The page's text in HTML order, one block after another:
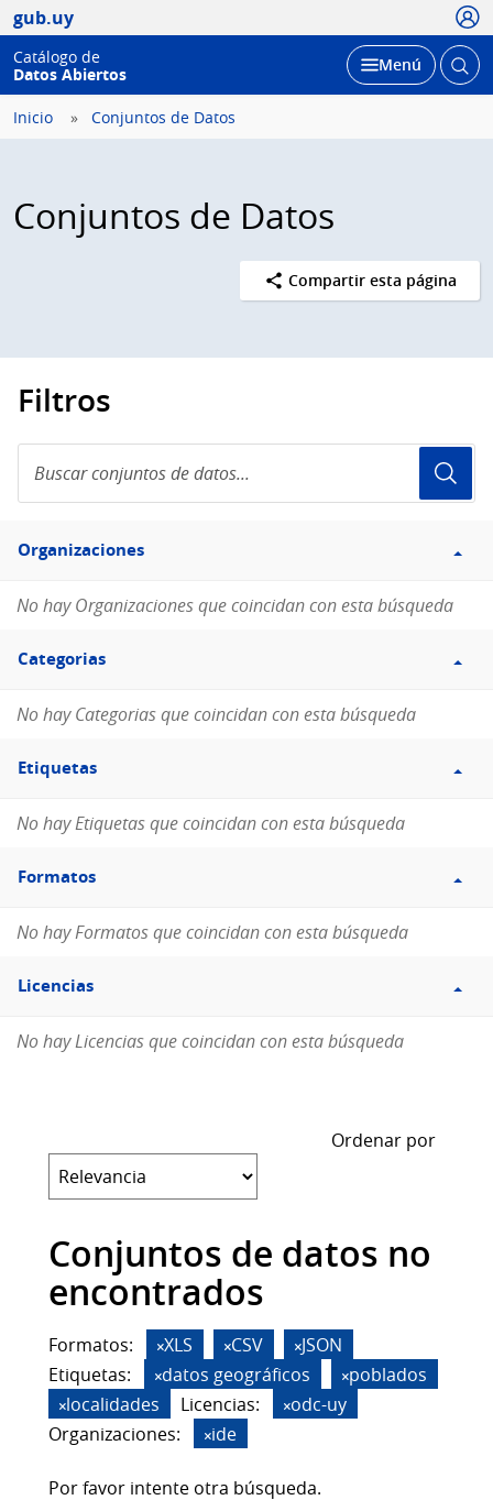
gub.uy
Catálogo de
Datos Abiertos
Desplegar
Menú Abrir
Inicio Conjuntos de Datos
Conjuntos de Datos
Compartir esta página
Filtros
conjuntos
de
Filtro
Organizaciones
Organizaciones
No hay Organizaciones que coincidan con esta búsqueda
Filtro
Categorias
Categorias
No hay Categorias que coincidan con esta búsqueda
Filtro
Etiquetas
Etiquetas
No hay Etiquetas que coincidan con esta búsqueda
Filtro
Formatos
Formatos
No hay Formatos que coincidan con esta búsqueda
Filtro
Licencias
Licencias
No hay Licencias que coincidan con esta búsqueda
Ordenar por
Conjuntos de datos no
encontrados
Formatos: XLS CSV
JSON
Etiquetas:
datos geográficos
poblados
localidades
Licencias:
odc-uy
Organizaciones:
ide
Por favor intente otra búsqueda.